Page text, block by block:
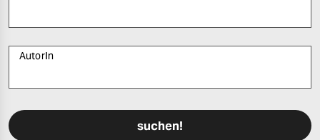
gesellschaft
sport
AutorIn